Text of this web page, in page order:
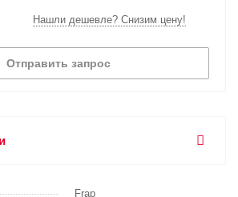
Нашли дешевле? Снизим цену!
Отправить запрос
Frap